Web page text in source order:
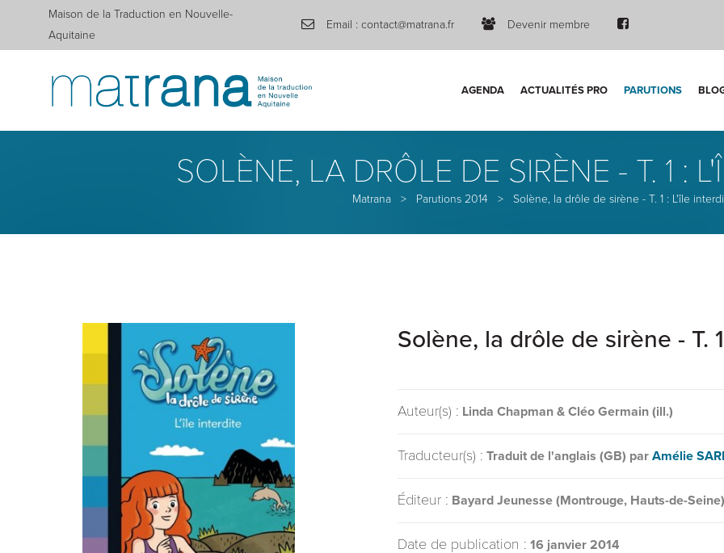
Maison de la Traduction en Nouvelle-
Aquitaine
Email : contact@matrana.fr Devenir membre
AGENDA ACTUALITÉS PRO PARUTIONS
SOLÈNE, LA DRÔLE DE SIRÈNE - T. 1 :
Matrana > Parutions 2014 > Solène, la drôle de sirène - T. 1 : L'île
Solène, la drôle de sirène - T.
Auteur(s) : Linda Chapman & Cléo Germain (ill.)
Traducteur(s) : Traduit de l'anglais (GB) par Amélie
Éditeur : Bayard Jeunesse (Montrouge, Hauts-de-Seine)
Date de publication : 16 janvier 2014